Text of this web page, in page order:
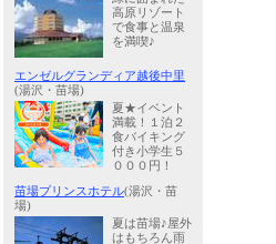
高原リゾート
で食事と温泉
を満喫♪
エンゼルグランディア越後中里
(湯沢・苗場)
夏★イベント
満載！１泊２
食バイキング
付き小学生５
０００円！
苗場プリンスホテル(湯沢・苗
場)
夏は苗場♪屋外
はもちろん雨